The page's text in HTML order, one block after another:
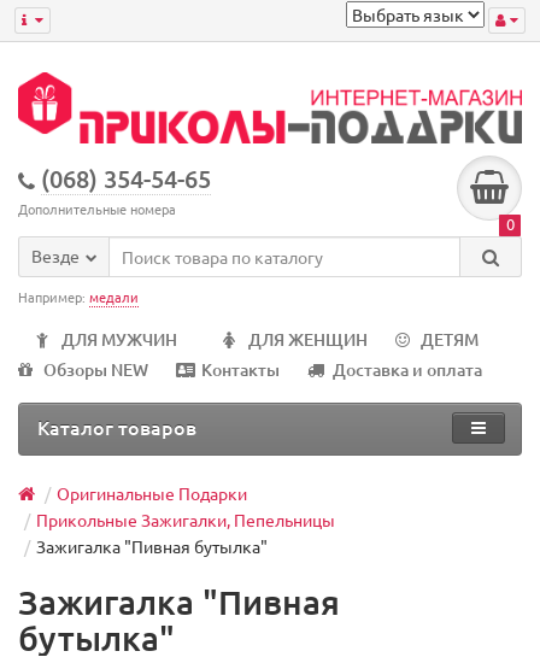
(068) 354-54-65
Дополнительные номера
0
Везде
Например: медали
ДЛЯ МУЖЧИН ДЛЯ ЖЕНЩИН
ДЕТЯМ
Обзоры NEW
Контакты Доставка и оплата
Каталог товаров
Оригинальные Подарки
Прикольные Зажигалки, Пепельницы
Зажигалка "Пивная бутылка"
Зажигалка "Пивная
бутылка"